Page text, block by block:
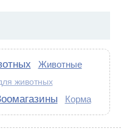
Животные
животных
Корма